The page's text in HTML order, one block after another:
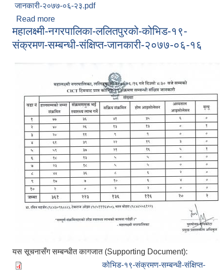
जानकारी-२०७७-०६-२३.pdf
Read more
संक्रमण-सम्बन्धी-संक्षिप्त-जानकारी-२०७७-०६-२३
महालक्ष्मी-नगरपालिका-ललितपुरको-कोभिड-१९-
संक्रमण-सम्बन्धी-संक्षिप्त-जानकारी-२०७७-०६-१६
यस सूचनासँग सम्बन्धीत कागजात (Supporting Document):
कोभिड-१९-संक्रमण-सम्बन्धी-संक्षिप्त-